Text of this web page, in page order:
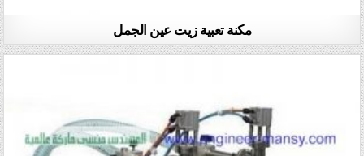
مكنة تعبية زيت عين الجمل